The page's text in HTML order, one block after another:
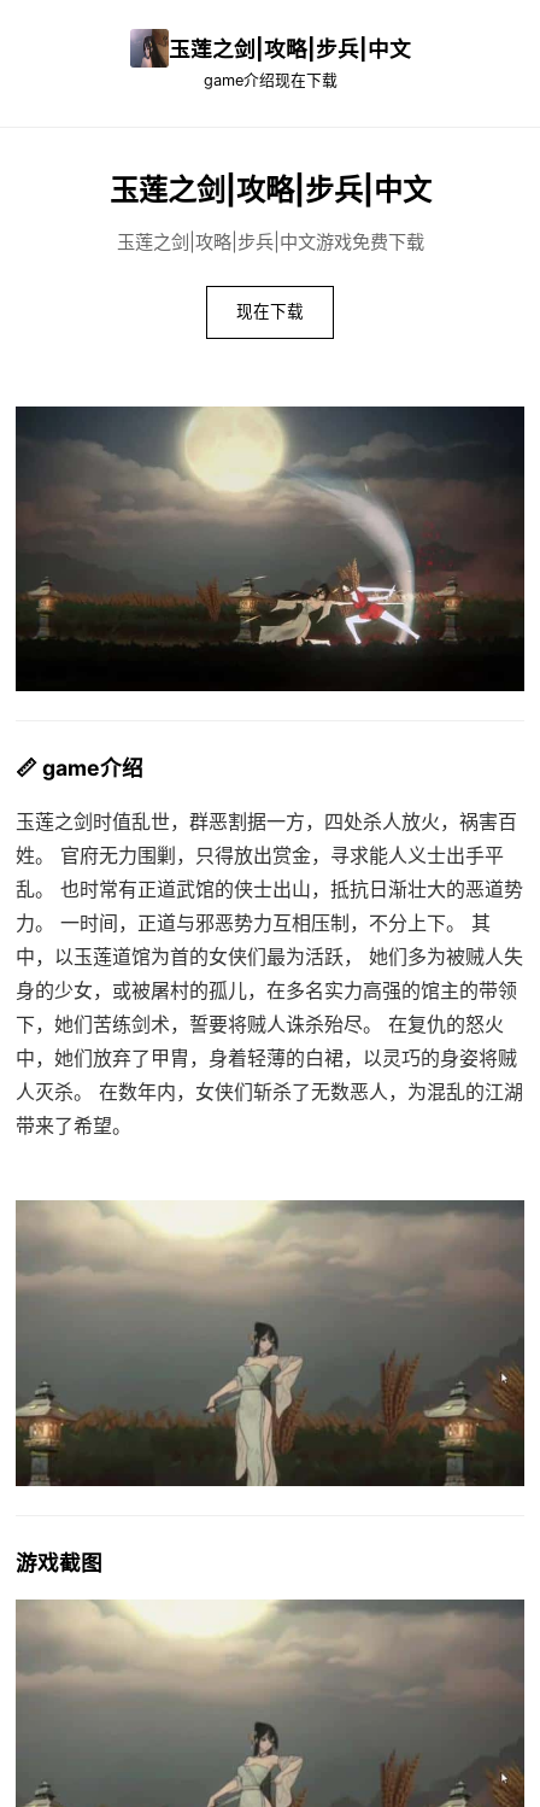
玉莲之剑|攻略|步兵|中文
game介绍现在下载
玉莲之剑|攻略|步兵|中文
玉莲之剑|攻略|步兵|中文游戏免费下载
现在下载
📏 game介绍
玉莲之剑时值乱世，群恶割据一方，四处杀人放火，祸害百
姓。 官府无力围剿，只得放出赏金，寻求能人义士出手平
乱。 也时常有正道武馆的侠士出山，抵抗日渐壮大的恶道势
力。 一时间，正道与邪恶势力互相压制，不分上下。 其
中，以玉莲道馆为首的女侠们最为活跃， 她们多为被贼人失
身的少女，或被屠村的孤儿，在多名实力高强的馆主的带领
下，她们苦练剑术，誓要将贼人诛杀殆尽。 在复仇的怒火
中，她们放弃了甲胄，身着轻薄的白裙，以灵巧的身姿将贼
人灭杀。 在数年内，女侠们斩杀了无数恶人，为混乱的江湖
带来了希望。
游戏截图